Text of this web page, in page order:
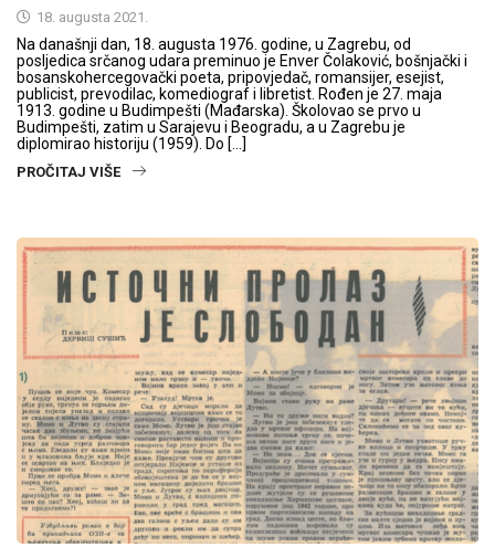
18. augusta 2021.
Na današnji dan, 18. augusta 1976. godine, u Zagrebu, od
posljedica srčanog udara preminuo je Enver Čolaković, bošnjački i
bosanskohercegovački poeta, pripovjedač, romansijer, esejist,
publicist, prevodilac, komediograf i libretist. Rođen je 27. maja
1913. godine u Budimpešti (Mađarska). Školovao se prvo u
Budimpešti, zatim u Sarajevu i Beogradu, a u Zagrebu je
diplomirao historiju (1959). Do […]
PROČITAJ VIŠE